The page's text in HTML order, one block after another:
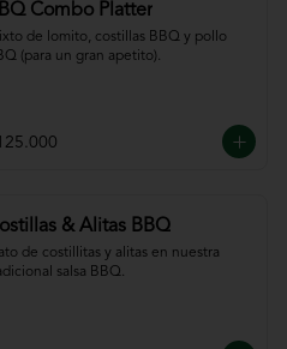
Combo Platter
de lomito, costillas BBQ y pollo
(para un gran apetito).
& Alitas BBQ
de costillitas y alitas en nuestra
salsa BBQ.